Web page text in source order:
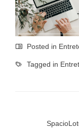
Posted in
Tagged in